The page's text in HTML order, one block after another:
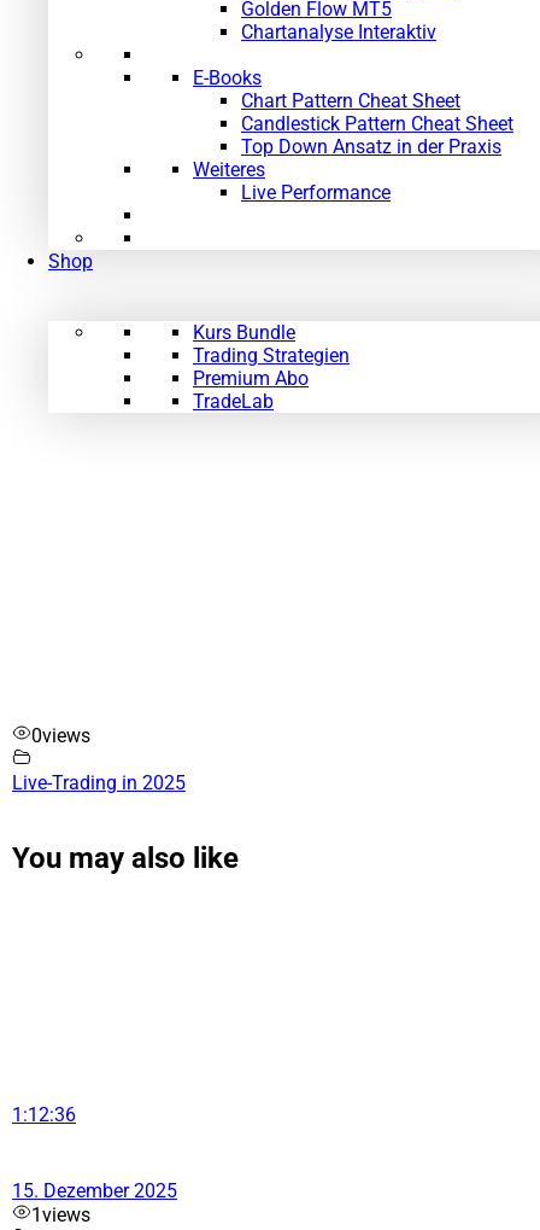
Golden Flow MT5
Chartanalyse Interaktiv
E-Books
Chart Pattern Cheat Sheet
Candlestick Pattern Cheat Sheet
Top Down Ansatz in der Praxis
Weiteres
Live Performance
Shop
Kurs Bundle
Trading Strategien
Premium Abo
TradeLab
0views
Live-Trading in 2025
You may also like
1:12:36
15. Dezember 2025
1views